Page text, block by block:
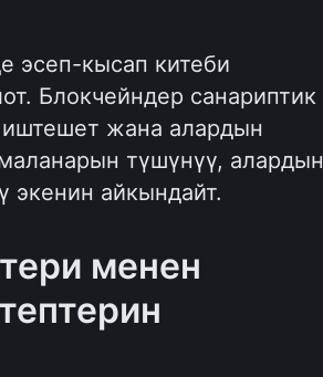
эсеп-кысап китеби
Блокчейндер санариптик
иштешет жана алардын
түшүнүү, алардын
экенин айкындайт.
менен